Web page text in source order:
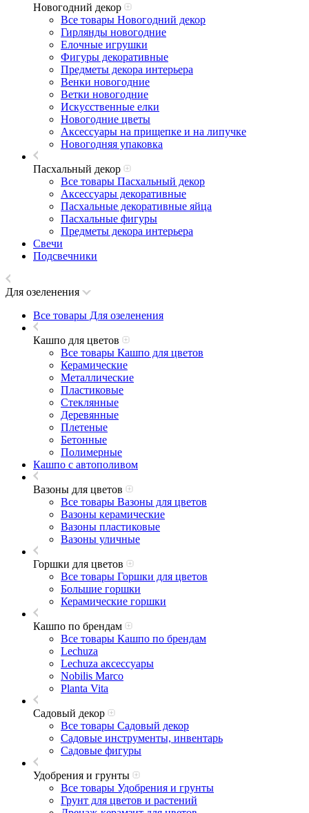
Новогодний декор
Все товары Новогодний декор
Гирлянды новогодние
Елочные игрушки
Фигуры декоративные
Предметы декора интерьера
Венки новогодние
Ветки новогодние
Искусственные елки
Новогодние цветы
Аксессуары на прищепке и на липучке
Новогодняя упаковка
Пасхальный декор
Все товары Пасхальный декор
Аксессуары декоративные
Пасхальные декоративные яйца
Пасхальные фигуры
Предметы декора интерьера
Свечи
Подсвечники
Для озеленения
Все товары Для озеленения
Кашпо для цветов
Все товары Кашпо для цветов
Керамические
Металлические
Пластиковые
Стеклянные
Деревянные
Плетеные
Бетонные
Полимерные
Кашпо с автополивом
Вазоны для цветов
Все товары Вазоны для цветов
Вазоны керамические
Вазоны пластиковые
Вазоны уличные
Горшки для цветов
Все товары Горшки для цветов
Большие горшки
Керамические горшки
Кашпо по брендам
Все товары Кашпо по брендам
Lechuza
Lechuza аксессуары
Nobilis Marco
Planta Vita
Садовый декор
Все товары Садовый декор
Садовые инструменты, инвентарь
Садовые фигуры
Удобрения и грунты
Все товары Удобрения и грунты
Грунт для цветов и растений